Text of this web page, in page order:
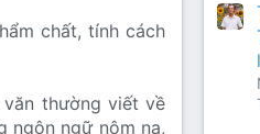
chất, tính cách
thường viết về
ngôn ngữ nôm na,